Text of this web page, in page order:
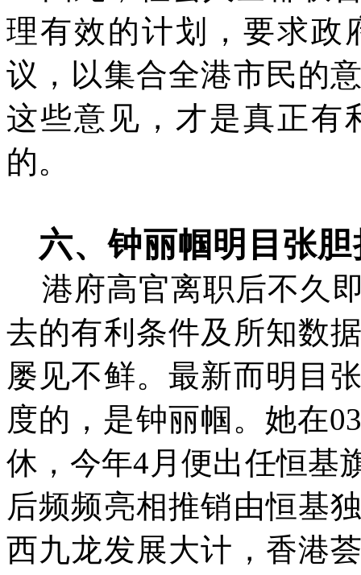
理有效的计划，要求政
议，以集合全港市民的
这些意见，才是真正有
的。
六、钟丽帼明目张
港府高官离职后不久
去的有利条件及所知数
屡见不鲜。最新而明目
度的，是钟丽帼。她在
休，今年4月便出任恒基
后频频亮相推销由恒基
西九龙发展大计，香港